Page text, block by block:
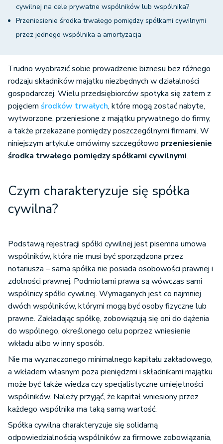
cywilnej na cele prywatne wspólników lub wspólnika?
Przeniesienie środka trwałego pomiędzy spółkami cywilnymi
przez jednego wspólnika a amortyzacja
Trudno wyobrazić sobie prowadzenie biznesu bez różnego
rodzaju składników majątku niezbędnych w działalności
gospodarczej. Wielu przedsiębiorców spotyka się zatem z
pojęciem środków trwałych, które mogą zostać nabyte,
wytworzone, przeniesione z majątku prywatnego do firmy,
a także przekazane pomiędzy poszczególnymi firmami. W
niniejszym artykule omówimy szczegółowo przeniesienie
środka trwałego pomiędzy spółkami cywilnymi.
Czym charakteryzuje się spółka
cywilna?
Podstawą rejestracji spółki cywilnej jest pisemna umowa
wspólników, która nie musi być sporządzona przez
notariusza – sama spółka nie posiada osobowości prawnej i
zdolności prawnej. Podmiotami prawa są wówczas sami
wspólnicy spółki cywilnej. Wymaganych jest co najmniej
dwóch wspólników, którymi mogą być osoby fizyczne lub
prawne. Zakładając spółkę, zobowiązują się oni do dążenia
do wspólnego, określonego celu poprzez wniesienie
wkładu albo w inny sposób.
Nie ma wyznaczonego minimalnego kapitału zakładowego,
a wkładem własnym poza pieniędzmi i składnikami majątku
może być także wiedza czy specjalistyczne umiejętności
wspólników. Należy przyjąć, że kapitał wniesiony przez
każdego wspólnika ma taką samą wartość.
Spółka cywilna charakteryzuje się solidarną
odpowiedzialnością wspólników za firmowe zobowiązania,